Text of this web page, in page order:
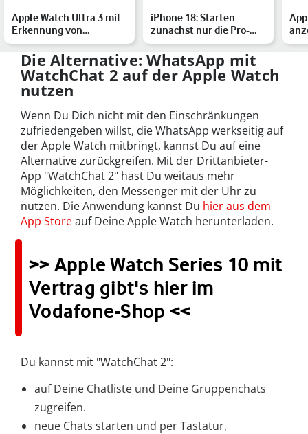
Apple Watch Ultra 3 mit
Erkennung von
Bluthochdruck: Alle
Infos
iPhone 18: Starten
zunächst nur die Pro-
Modelle? Alle Gerüchte
Die Alternative: WhatsApp mit
WatchChat 2 auf der Apple Watch
nutzen
Wenn Du Dich nicht mit den Einschränkungen
zufriedengeben willst, die WhatsApp werkseitig auf
der Apple Watch mitbringt, kannst Du auf eine
Alternative zurückgreifen. Mit der Drittanbieter-
App "WatchChat 2" hast Du weitaus mehr
Möglichkeiten, den Messenger mit der Uhr zu
nutzen. Die Anwendung kannst Du hier aus dem
App Storeauf Deine Apple Watch herunterladen.
>> Apple Watch Series 10 mit
Vertrag gibt's hier im
Vodafone-Shop <<
Du kannst mit "WatchChat 2":
auf Deine Chatliste und Deine Gruppenchats
zugreifen.
neue Chats starten und per Tastatur,